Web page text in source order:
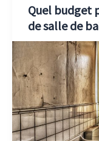
Quel budget
de salle de